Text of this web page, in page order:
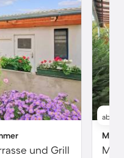
und Grill
ab